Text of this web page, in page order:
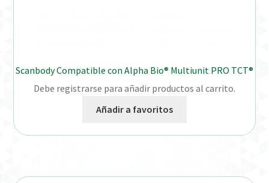
Scanbody Compatible con Alpha Bio® Multiunit PRO TCT®
Debe registrarse para añadir productos al carrito.
Añadir a favoritos